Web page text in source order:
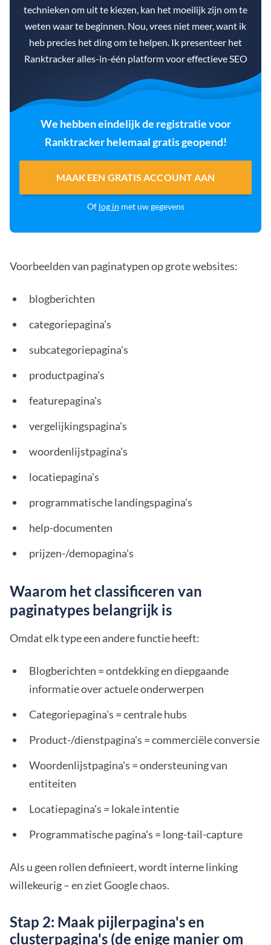
technieken om uit te kiezen, kan het moeilijk zijn om te
weten waar te beginnen. Nou, vrees niet meer, want ik
heb precies het ding om te helpen. Ik presenteer het
Ranktracker alles-in-één platform voor effectieve SEO
We hebben eindelijk de registratie voor
Ranktracker helemaal gratis geopend!
MAAK EEN GRATIS ACCOUNT AAN
Of log in met uw gegevens
Voorbeelden van paginatypen op grote websites:
blogberichten
categoriepagina's
subcategoriepagina's
productpagina's
featurepagina's
vergelijkingspagina's
woordenlijstpagina's
locatiepagina's
programmatische landingspagina's
help-documenten
prijzen-/demopagina's
Waarom het classificeren van
paginatypes belangrijk is
Omdat elk type een andere functie heeft:
Blogberichten = ontdekking en diepgaande
informatie over actuele onderwerpen
Categoriepagina's = centrale hubs
Product-/dienstpagina's = commerciële conversie
Woordenlijstpagina's = ondersteuning van
entiteiten
Locatiepagina's = lokale intentie
Programmatische pagina's = long-tail-capture
Als u geen rollen definieert, wordt interne linking
willekeurig – en ziet Google chaos.
Stap 2: Maak pijlerpagina's en
clusterpagina's (de enige manier om